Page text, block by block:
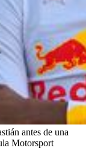
antes de una
Motorsport